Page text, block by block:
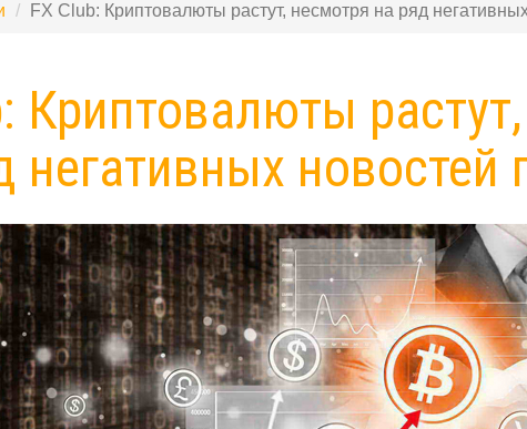
FX Club: Криптовалюты растут, несмотря на ряд
Криптовалюты
негативных новостей